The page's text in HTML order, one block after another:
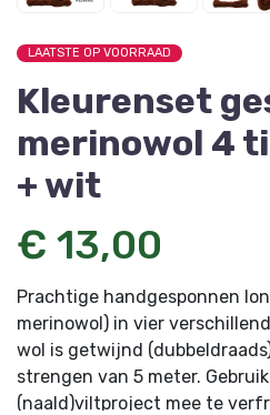
LAATSTE OP VOORRAAD
Kleurenset
merinowol 4
+ wit
€ 13,00
Prachtige handgesponnen
merinowol) in vier
wol is getwijnd
strengen van 5 meter.
(naald)viltproject mee te